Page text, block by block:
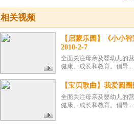
相关视频
【启蒙乐园】《小小智
2010-2-7
全面关注母亲及婴幼儿的营
健康、成长和教育。倡导...
【宝贝歌曲】我爱圆圈
全面关注母亲及婴幼儿的营
健康、成长和教育。倡导...